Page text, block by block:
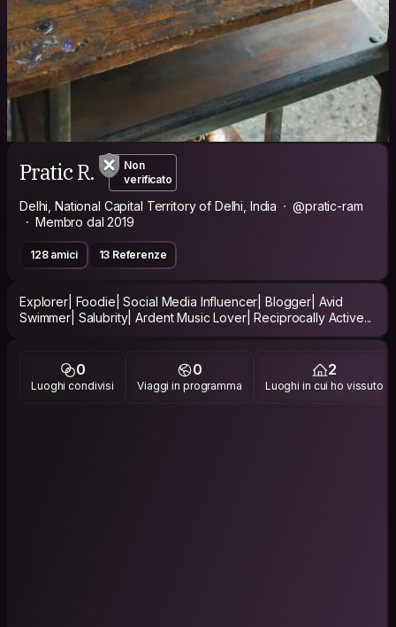
Pratic R.
Non
verificato
Delhi, National Capital Territory of Delhi, India
@pratic-ram
Membro dal 2019
128 amici 13 Referenze
Explorer| Foodie| Social Media Influencer| Blogger| Avid
Swimmer| Salubrity| Ardent Music Lover| Reciprocally Active...
0
Luoghi condivisi
0
Viaggi in programma
2
Luoghi in cui ho vissuto